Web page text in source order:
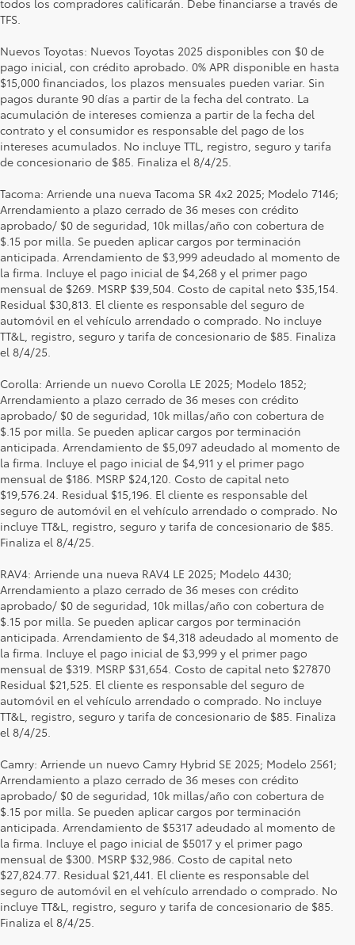
todos los compradores calificarán. Debe financiarse a través de
TFS.
Nuevos Toyotas: Nuevos Toyotas 2025 disponibles con $0 de
pago inicial, con crédito aprobado. 0% APR disponible en hasta
$15,000 financiados, los plazos mensuales pueden variar. Sin
pagos durante 90 días a partir de la fecha del contrato. La
acumulación de intereses comienza a partir de la fecha del
contrato y el consumidor es responsable del pago de los
intereses acumulados. No incluye TTL, registro, seguro y tarifa
de concesionario de $85. Finaliza el 8/4/25.
Tacoma: Arriende una nueva Tacoma SR 4x2 2025; Modelo 7146;
Arrendamiento a plazo cerrado de 36 meses con crédito
aprobado/ $0 de seguridad, 10k millas/año con cobertura de
$.15 por milla. Se pueden aplicar cargos por terminación
anticipada. Arrendamiento de $3,999 adeudado al momento de
la firma. Incluye el pago inicial de $4,268 y el primer pago
mensual de $269. MSRP $39,504. Costo de capital neto $35,154.
Residual $30,813. El cliente es responsable del seguro de
automóvil en el vehículo arrendado o comprado. No incluye
TT&L, registro, seguro y tarifa de concesionario de $85. Finaliza
el 8/4/25.
Corolla: Arriende un nuevo Corolla LE 2025; Modelo 1852;
Arrendamiento a plazo cerrado de 36 meses con crédito
aprobado/ $0 de seguridad, 10k millas/año con cobertura de
$.15 por milla. Se pueden aplicar cargos por terminación
anticipada. Arrendamiento de $5,097 adeudado al momento de
la firma. Incluye el pago inicial de $4,911 y el primer pago
mensual de $186. MSRP $24,120. Costo de capital neto
$19,576.24. Residual $15,196. El cliente es responsable del
seguro de automóvil en el vehículo arrendado o comprado. No
incluye TT&L, registro, seguro y tarifa de concesionario de $85.
Finaliza el 8/4/25.
RAV4: Arriende una nueva RAV4 LE 2025; Modelo 4430;
Arrendamiento a plazo cerrado de 36 meses con crédito
aprobado/ $0 de seguridad, 10k millas/año con cobertura de
$.15 por milla. Se pueden aplicar cargos por terminación
anticipada. Arrendamiento de $4,318 adeudado al momento de
la firma. Incluye el pago inicial de $3,999 y el primer pago
mensual de $319. MSRP $31,654. Costo de capital neto $27870
Residual $21,525. El cliente es responsable del seguro de
automóvil en el vehículo arrendado o comprado. No incluye
TT&L, registro, seguro y tarifa de concesionario de $85. Finaliza
el 8/4/25.
Camry: Arriende un nuevo Camry Hybrid SE 2025; Modelo 2561;
Arrendamiento a plazo cerrado de 36 meses con crédito
aprobado/ $0 de seguridad, 10k millas/año con cobertura de
$.15 por milla. Se pueden aplicar cargos por terminación
anticipada. Arrendamiento de $5317 adeudado al momento de
la firma. Incluye el pago inicial de $5017 y el primer pago
mensual de $300. MSRP $32,986. Costo de capital neto
$27,824.77. Residual $21,441. El cliente es responsable del
seguro de automóvil en el vehículo arrendado o comprado. No
incluye TT&L, registro, seguro y tarifa de concesionario de $85.
Finaliza el 8/4/25.